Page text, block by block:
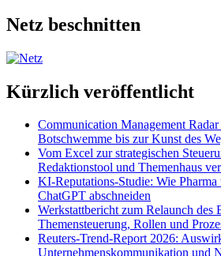
Netz beschnitten
Kürzlich veröffentlicht
Communication Management
Botschwemme bis zur Kunst des
Vom Excel zur strategischen
Redaktionstool und Themenhaus
KI-Reputations-Studie: Wie
ChatGPT abschneiden
Werkstattbericht zum Relaunch des
Themensteuerung, Rollen und
Reuters-Trend-Report 2026:
Unternehmenskommunikation und